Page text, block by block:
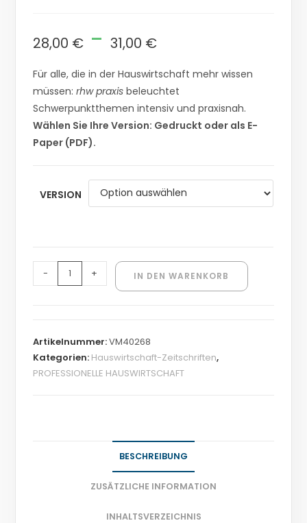
28,00 € -31,00 €
Für alle, die in der Hauswirtschaft mehr wissen
müssen:rhw praxis beleuchtet
Schwerpunktthemen intensiv und praxisnah.
Wählen Sie Ihre Version: Gedruckt oder als E-
Paper (PDF).
VERSION
- + IN DEN WARENKORB
Artikelnummer:VM40268
Kategorien: Hauswirtschaft-Zeitschriften,
PROFESSIONELLE HAUSWIRTSCHAFT
BESCHREIBUNG
ZUSÄTZLICHE INFORMATION
INHALTSVERZEICHNIS